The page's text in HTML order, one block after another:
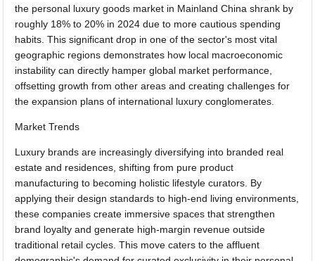
the personal luxury goods market in Mainland China shrank by
roughly 18% to 20% in 2024 due to more cautious spending
habits. This significant drop in one of the sector's most vital
geographic regions demonstrates how local macroeconomic
instability can directly hamper global market performance,
offsetting growth from other areas and creating challenges for
the expansion plans of international luxury conglomerates.
Market Trends
Luxury brands are increasingly diversifying into branded real
estate and residences, shifting from pure product
manufacturing to becoming holistic lifestyle curators. By
applying their design standards to high-end living environments,
these companies create immersive spaces that strengthen
brand loyalty and generate high-margin revenue outside
traditional retail cycles. This move caters to the affluent